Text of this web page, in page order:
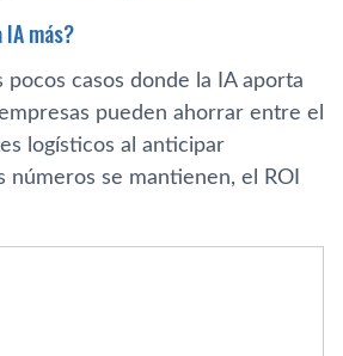
más?
pocos casos donde la IA aporta
pueden ahorrar entre el
logísticos al anticipar
números se mantienen, el ROI